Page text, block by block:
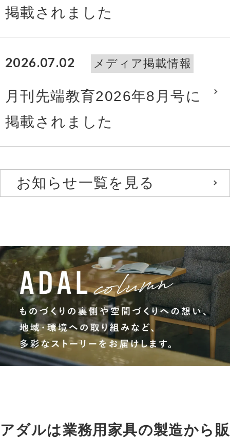
掲載されました
2026.07.02 メディア掲載情報
月刊先端教育2026年8月号に
掲載されました
お知らせ一覧を見る
アダルは業務用家具の製造から販